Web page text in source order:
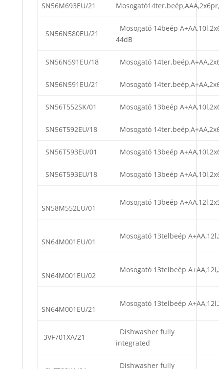
SN56M693EU/21
SN56N580EU/21
Mosogató 14beép
44dB
SN56N591EU/18 Mosogató
SN56N591EU/21 Mosogató
SN56T552SK/01 Mosogató 13beép
SN56T592EU/18 Mosogató
SN56T593EU/01 Mosogató 13beép
SN56T593EU/18 Mosogató 13beép
SN58M552EU/01
Mosogató 13beép
SN64M001EU/01
Mosogató 13telbeép
SN64M001EU/02
Mosogató 13telbeép
SN64M001EU/21
Mosogató 13telbeép
3VF701XA/21
Dishwasher fully
integrated
Dishwasher fully